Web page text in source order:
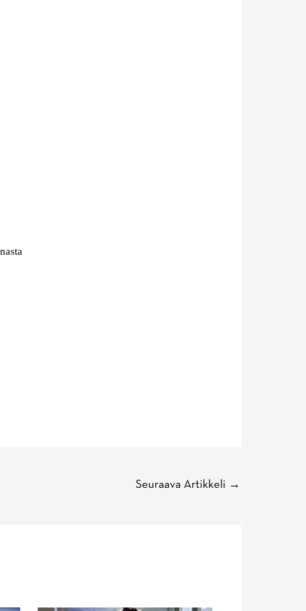
Seuraava Artikkeli →